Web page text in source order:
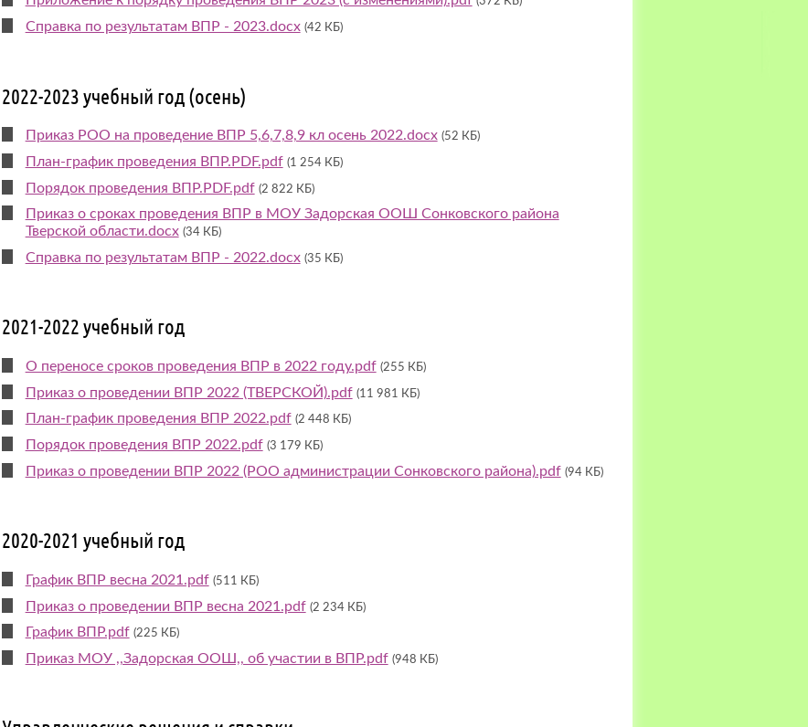
Справка по результатам ВПР - 2023.docx (42 КБ)
2022-2023 учебный год (осень)
Приказ РОО на проведение ВПР 5,6,7,8,9 кл осень 2022.docx (52 КБ)
План-график проведения ВПР.PDF.pdf (1 254 КБ)
Порядок проведения ВПР.PDF.pdf (2 822 КБ)
Приказ о сроках проведения ВПР в МОУ Задорская ООШ Сонковского района
Тверской области.docx (34 КБ)
Справка по результатам ВПР - 2022.docx (35 КБ)
2021-2022 учебный год
О переносе сроков проведения ВПР в 2022 году.pdf (255 КБ)
Приказ о проведении ВПР 2022 (ТВЕРСКОЙ).pdf (11 981 КБ)
План-график проведения ВПР 2022.pdf (2 448 КБ)
Порядок проведения ВПР 2022.pdf (3 179 КБ)
Приказ о проведении ВПР 2022 (РОО администрации Сонковского района).pdf (94 КБ)
2020-2021 учебный год
График ВПР весна 2021.pdf (511 КБ)
Приказ о проведении ВПР весна 2021.pdf (2 234 КБ)
График ВПР.pdf (225 КБ)
Приказ МОУ ,,Задорская ООШ,, об участии в ВПР.pdf (948 КБ)